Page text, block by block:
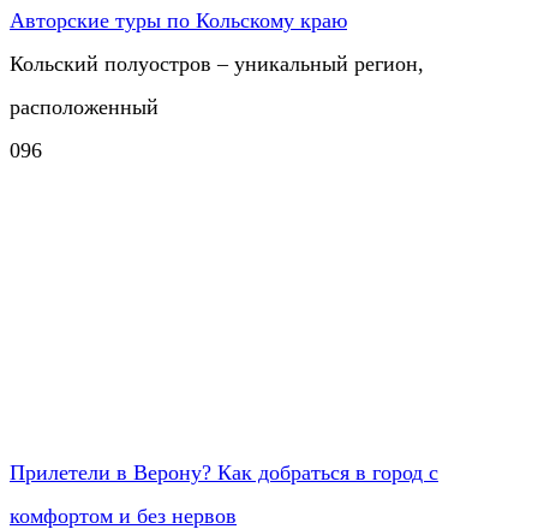
Авторские туры по Кольскому краю
Кольский полуостров – уникальный регион,
расположенный
096
Прилетели в Верону? Как добраться в город с
комфортом и без нервов